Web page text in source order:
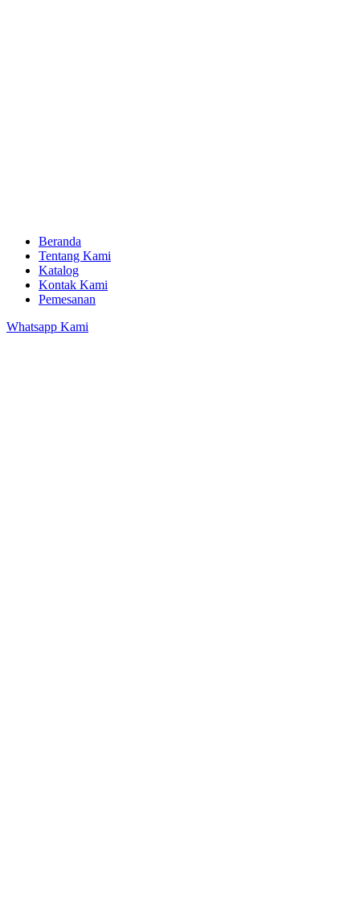
Beranda
Tentang Kami
Katalog
Kontak Kami
Pemesanan
Whatsapp Kami